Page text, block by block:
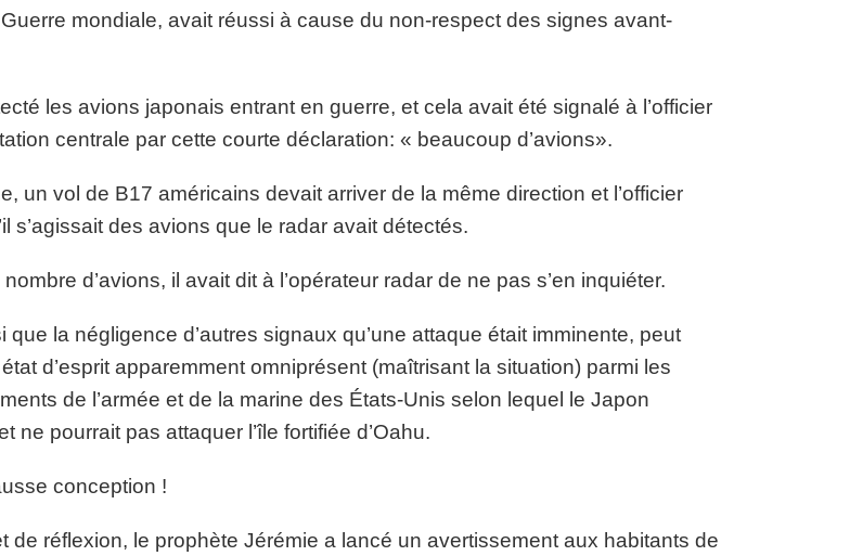
mondiale, avait réussi à cause du non-respect des signes avant-
les avions japonais entrant en guerre, et cela avait été signalé à l’officier
centrale par cette courte déclaration: « beaucoup d’avions».
un vol de B17 américains devait arriver de la même direction et l’officier
s’agissait des avions que le radar avait détectés.
d’avions, il avait dit à l’opérateur radar de ne pas s’en inquiéter.
que la négligence d’autres signaux qu’une attaque était imminente, peut
d’esprit apparemment omniprésent (maîtrisant la situation) parmi les
de l’armée et de la marine des États-Unis selon lequel le Japon
ne pourrait pas attaquer l’île fortifiée d’Oahu.
conception !
de réflexion, le prophète Jérémie a lancé un avertissement aux habitants de